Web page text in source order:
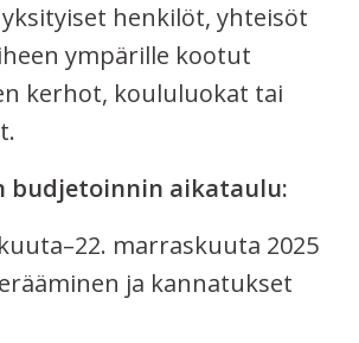
henkilöt, yhteisöt
ympärille kootut
kerhot, koululuokat tai
budjetoinnin aikataulu:
marraskuuta 2025
ja kannatukset